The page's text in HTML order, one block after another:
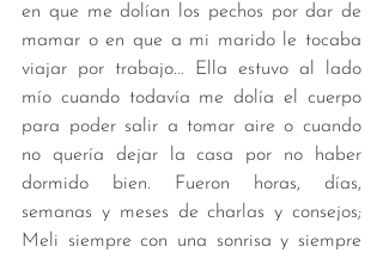
en que me dolían los pechos por dar de
mamar o en que a mi marido le tocaba
viajar por trabajo... Ella estuvo al lado
mío cuando todavía me dolía el cuerpo
para poder salir a tomar aire o cuando
no quería dejar la casa por no haber
dormido bien. Fueron horas, días,
semanas y meses de charlas y consejos;
Meli siempre con una sonrisa y siempre